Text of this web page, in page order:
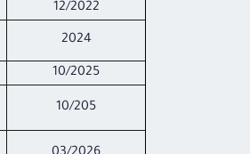
12/2022
2024
10/2025
10/205